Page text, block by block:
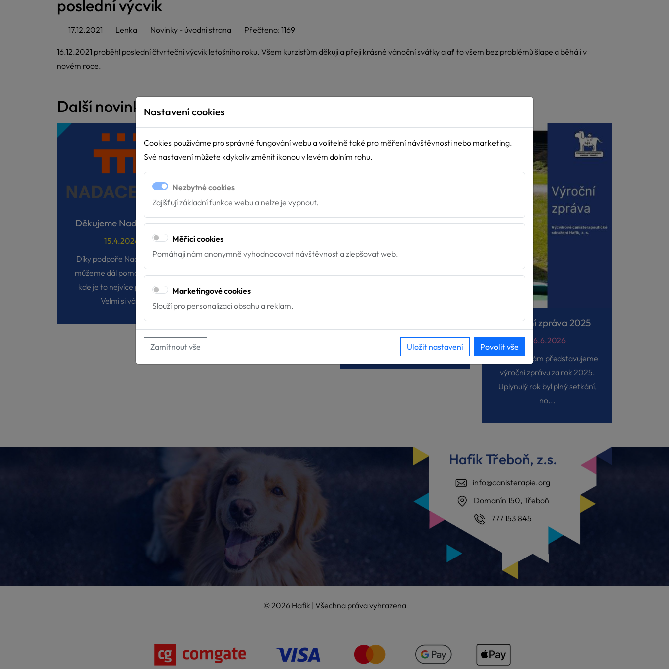
poslední výcvik
17.12.2021 Lenka Novinky - úvodní strana Přečteno: 1169
16.12.2021 proběhl poslední čtvrteční výcvik letošního roku. Všem kurzistům děkuji a přeji krásné vánoční svátky a ať to všem bez problémů šlape a běhá i v
novém roce.
Další novinky
Děkujeme Nadaci ČEZ
15.4.2026
Díky podpoře Nadace ČEZ
můžeme dál pomáhat tam,
kde je to nejvíce potřeba!
Velmi si vá...
Nové týmy u Hafíka
4.7.2026
Máme velkou radost z nových
týmů, které završily svou
Projekt V4 AAS Volunteers
zvířat pracuje. Ale ptá se
někdo, jestli on sám chce? 🐾
🐶...
Výroční zpráva 2025
26.6.2026
S radostí vám představujeme
výroční zprávu za rok 2025.
Uplynulý rok byl plný setkání,
no...
Hafík Třeboň, z.s.
info@canisterapie.org
Domanín 150, Třeboň
777 153 845
© 2026 Hafík | Všechna práva vyhrazena
Nastavení cookies
Cookies používáme pro správné fungování webu a volitelně také pro měření návštěvnosti nebo marketing.
Své nastavení můžete kdykoliv změnit ikonou v levém dolním rohu.
Nezbytné cookies
Zajišťují základní funkce webu a nelze je vypnout.
Měřicí cookies
Pomáhají nám anonymně vyhodnocovat návštěvnost a zlepšovat web.
Marketingové cookies
Slouží pro personalizaci obsahu a reklam.
Zamítnout vše Uložit nastavení Povolit vše